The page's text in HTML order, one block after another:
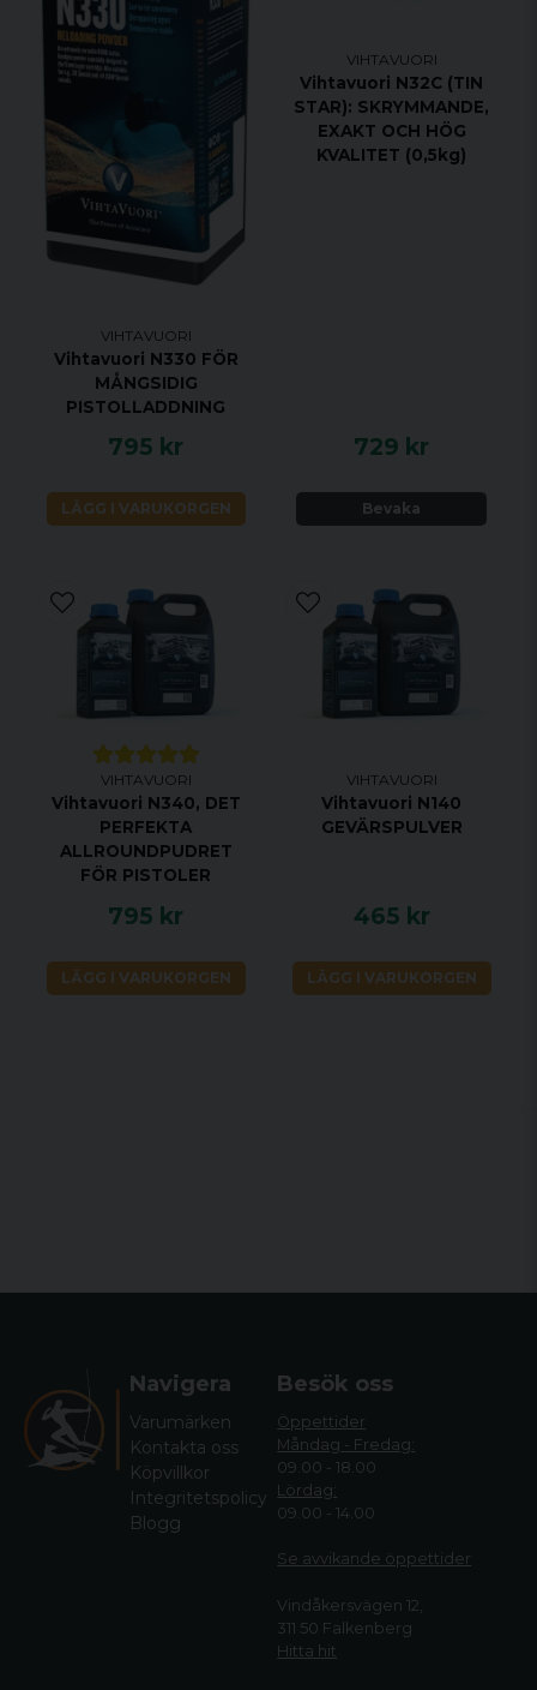
VIHTAVUORI
Vihtavuori N330 FÖR
MÅNGSIDIG
PISTOLLADDNING
795 kr
LÄGG I VARUKORGEN
VIHTAVUORI
Vihtavuori N32C (TIN
STAR): SKRYMMANDE,
EXAKT OCH HÖG
KVALITET (0,5kg)
729 kr
Bevaka
VIHTAVUORI
Vihtavuori N340, DET
PERFEKTA
ALLROUNDPUDRET
FÖR PISTOLER
795 kr
LÄGG I VARUKORGEN
VIHTAVUORI
Vihtavuori N140
GEVÄRSPULVER
465 kr
LÄGG I VARUKORGEN
Navigera
Varumärken
Kontakta oss
Köpvillkor
Integritetspolicy
Blogg
Besök oss
Öppettider
Måndag - Fredag:
09.00 - 18.00
Lördag:
09.00 - 14.00
Se avvikande öppettider
Vindåkersvägen 12,
311 50 Falkenberg
Hitta hit